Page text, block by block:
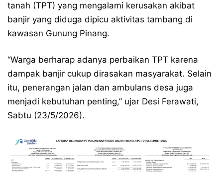
tanah (TPT) yang mengalami kerusakan akibat
banjir yang diduga dipicu aktivitas tambang di
kawasan Gunung Pinang.
“Warga berharap adanya perbaikan TPT karena
dampak banjir cukup dirasakan masyarakat. Selain
itu, penerangan jalan dan ambulans desa juga
menjadi kebutuhan penting,” ujar Desi Ferawati,
Sabtu (23/5/2026).